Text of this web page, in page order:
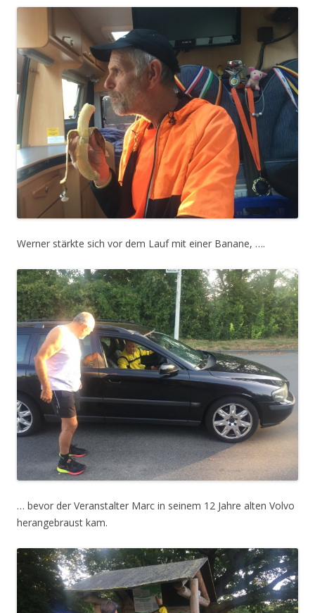
Werner stärkte sich vor dem Lauf mit einer Banane, ….
… bevor der Veranstalter Marc in seinem 12 Jahre alten Volvo
herangebraust kam.